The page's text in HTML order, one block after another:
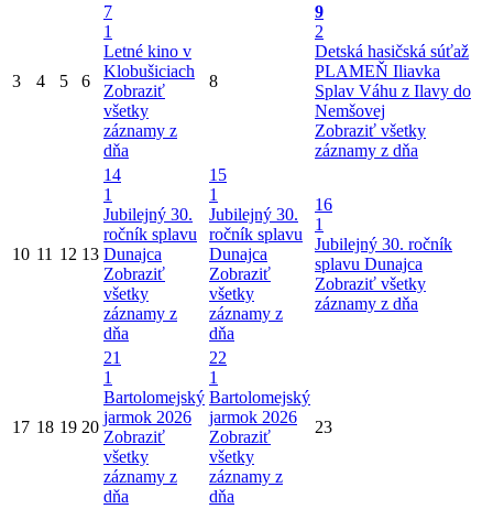
3 4 5 6
7
1
Letné kino v
Klobušiciach
Zobraziť
všetky
záznamy z
dňa
8
9
2
Detská hasičská súťaž
PLAMEŇ Iliavka
Splav Váhu z Ilavy do
Nemšovej
Zobraziť všetky
záznamy z dňa
10 11 12 13
14
1
Jubilejný 30.
ročník splavu
Dunajca
Zobraziť
všetky
záznamy z
dňa
15
1
Jubilejný 30.
ročník splavu
Dunajca
Zobraziť
všetky
záznamy z
dňa
16
1
Jubilejný 30. ročník
splavu Dunajca
Zobraziť všetky
záznamy z dňa
17 18 19 20
21
1
Bartolomejský
jarmok 2026
Zobraziť
všetky
záznamy z
dňa
22
1
Bartolomejský
jarmok 2026
Zobraziť
všetky
záznamy z
dňa
23